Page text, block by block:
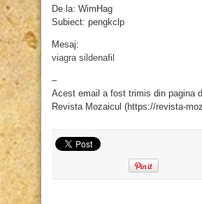
De la: WimHag
Subiect: pengkclp
Mesaj:
viagra sildenafil
–
Acest email a fost trimis din pagina
Revista Mozaicul (https://revista-